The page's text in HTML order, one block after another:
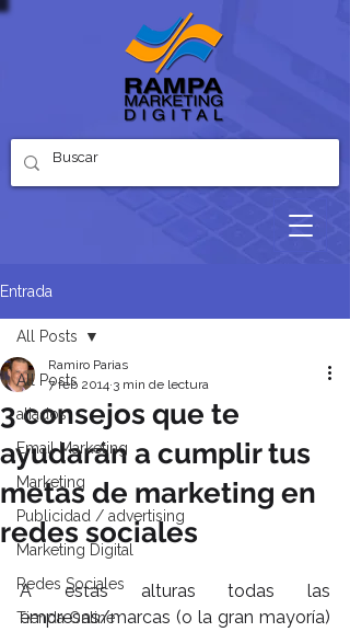
Entrada
All Posts
aliados
Email Marketing
Marketing
Publicidad / advertising
Marketing Digital
Redes Sociales
Tienda Online
All Posts
3 consejos que te
ayudarán a cumplir tus
metas de marketing en
redes sociales
Ramiro Parias
7 feb 2014 3 min de lectura
A estas alturas todas las
empresas/marcas (o la gran mayoría)